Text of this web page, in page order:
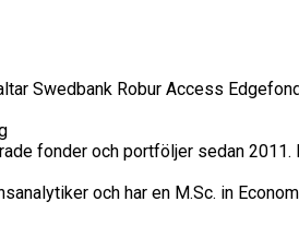
Swedbank Robur Access
fonder och portföljer sedan
och har en M.Sc. in